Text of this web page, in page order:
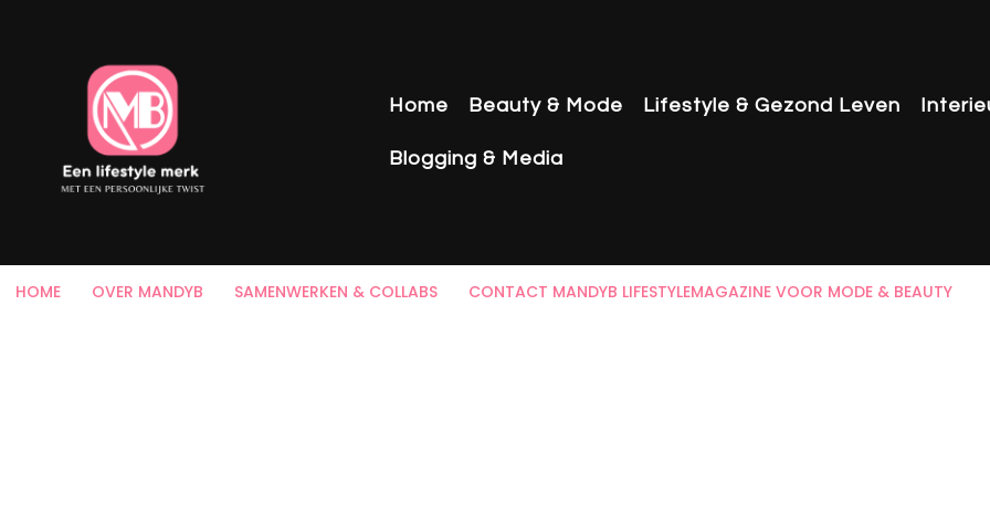
Home Beauty & Mode Lifestyle & Gezond Leven
Blogging & Media
HOME OVER MANDYB SAMENWERKEN & COLLABS CONTACT MANDYB LIFESTYLEMAGAZINE VOOR MODE & BEAUTY